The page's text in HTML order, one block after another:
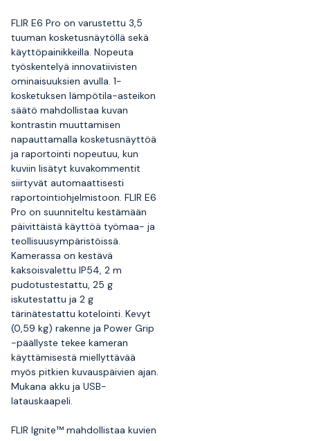
FLIR E6 Pro on varustettu 3,5
tuuman kosketusnäytöllä sekä
käyttöpainikkeilla. Nopeuta
työskentelyä innovatiivisten
ominaisuuksien avulla. 1-
kosketuksen lämpötila-asteikon
säätö mahdollistaa kuvan
kontrastin muuttamisen
napauttamalla kosketusnäyttöä
ja raportointi nopeutuu, kun
kuviin lisätyt kuvakommentit
siirtyvät automaattisesti
raportointiohjelmistoon. FLIR E6
Pro on suunniteltu kestämään
päivittäistä käyttöä työmaa- ja
teollisuusympäristöissä.
Kamerassa on kestävä
kaksoisvalettu IP54, 2 m
pudotustestattu, 25 g
iskutestattu ja 2 g
tärinätestattu kotelointi. Kevyt
(0,59 kg) rakenne ja Power Grip
-päällyste tekee kameran
käyttämisestä miellyttävää
myös pitkien kuvauspäivien ajan.
Mukana akku ja USB-
latauskaapeli.
FLIR Ignite™ mahdollistaa kuvien